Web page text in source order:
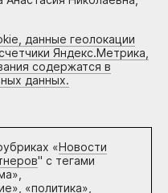
данные геолокации
Яндекс.Метрика,
содержатся в
данных.
«Новости
" с тегами
«политика»,